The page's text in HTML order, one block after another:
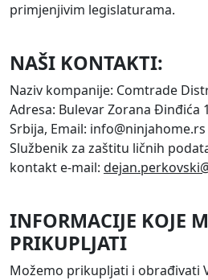
primjenjivim legislaturama.
NAŠI KONTAKTI:
Naziv kompanije: Comtrade
Adresa: Bulevar Zorana Đinđića
Srbija, Email: info@ninjahome.rs
Službenik za zaštitu ličnih
kontakt e-mail:
INFORMACIJE KOJE
PRIKUPLJATI
Možemo prikupljati i obrađivati